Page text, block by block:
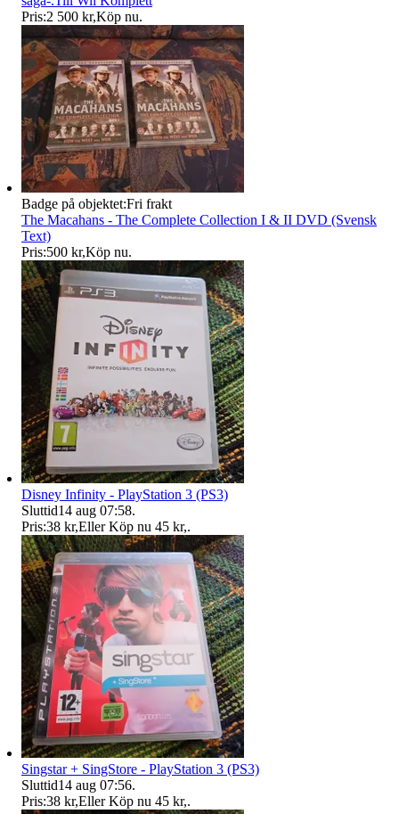
Pris:2 500 kr,Köp nu.
Badge på objektet:Fri frakt
The Macahans - The Complete Collection I & II DVD (Svensk
Text)
Pris:500 kr,Köp nu.
Disney Infinity - PlayStation 3 (PS3)
Sluttid14 aug 07:58.
Pris:38 kr,Eller Köp nu 45 kr,.
Singstar + SingStore - PlayStation 3 (PS3)
Sluttid14 aug 07:56.
Pris:38 kr,Eller Köp nu 45 kr,.